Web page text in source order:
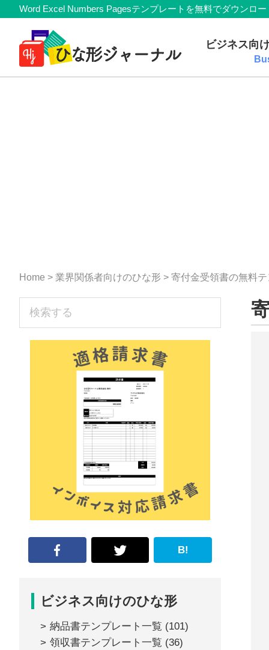
Skip
primary
navigation
Skip
content
Skip
primary
sidebar
Skip
footer
Member
Navigation
Word Excel Numbers Pagesテンプレートを無料でダウンロ
料
テ
な
形
ャ
ビジネス向
Home > 業界関係者向けのひな形 > 寄付金受領書の無料
sidebar
B!
ビジネス向けのひな形
納品書テンプレート一覧 (101)
領収書テンプレート一覧 (36)